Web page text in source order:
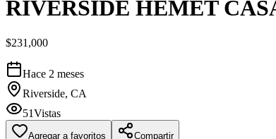
RIVERSIDE HEMET
$231,000
Hace 2 meses
Riverside, CA
51Vistas
Agregar a favoritos Compartir